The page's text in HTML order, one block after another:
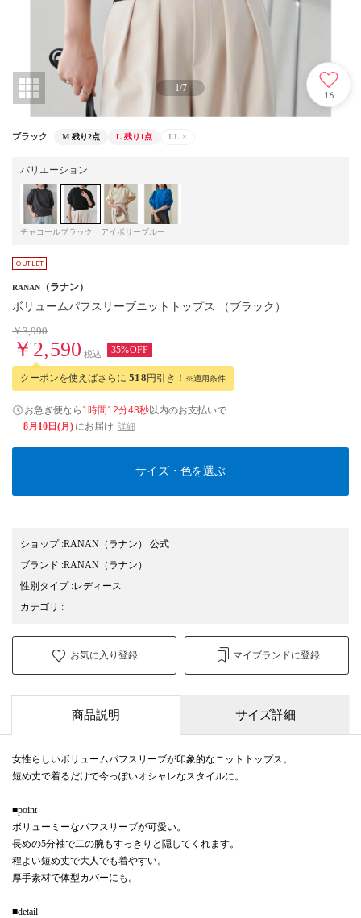
1/7
16
ブラック M 残り2点 L 残り1点 LL ×
バリエーション
チャコールブラック アイボリーブルー
RANAN （ラナン）
ボリュームパフスリーブニットトップス （ブラック）
￥3,990
￥2,590 税込 35%OFF
クーポンを使えばさらに 518円引き！ ※適用条件
お急ぎ便なら 1時間12分42秒以内のお支払いで
8月10日(月) にお届け 詳細
サイズ・色を選ぶ
ショップ:RANAN（ラナン） 公式
ブランド :RANAN （ラナン）
性別タイプ:レディース
カテゴリ :
お気に入り登録 マイブランドに登録
商品説明 サイズ詳細
女性らしいボリュームパフスリーブが印象的なニットトップス。
短め丈で着るだけで今っぽいオシャレなスタイルに。
■point
ボリューミーなパフスリーブが可愛い。
長めの5分袖で二の腕もすっきりと隠してくれます。
程よい短め丈で大人でも着やすい。
厚手素材で体型カバーにも。
■detail